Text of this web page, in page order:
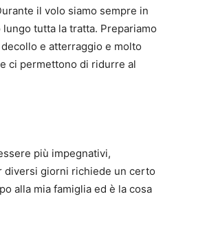
il volo siamo sempre in
tutta la tratta. Prepariamo
e atterraggio e molto
ci permettono di ridurre al
più impegnativi,
diversi giorni richiede un certo
alla mia famiglia ed è la cosa